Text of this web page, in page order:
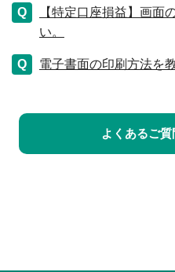
【特定口座損益】画面
い。
電子書面の印刷方法を
よくあるご